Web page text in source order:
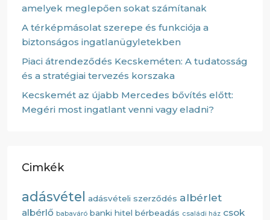
amelyek meglepően sokat számítanak
A térképmásolat szerepe és funkciója a
biztonságos ingatlanügyletekben
Piaci átrendeződés Kecskeméten: A tudatosság
és a stratégiai tervezés korszaka
Kecskemét az újabb Mercedes bővítés előtt:
Megéri most ingatlant venni vagy eladni?
Cimkék
adásvétel adásvételi szerződés albérlet
albérlő babaváró banki hitel bérbeadás családi ház csok